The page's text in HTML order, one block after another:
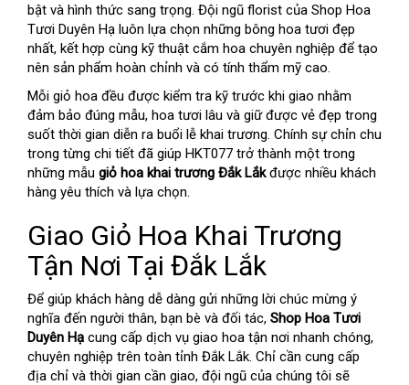
bật và hình thức sang trọng. Đội ngũ florist của Shop Hoa
Tươi Duyên Hạ luôn lựa chọn những bông hoa tươi đẹp
nhất, kết hợp cùng kỹ thuật cắm hoa chuyên nghiệp để tạo
nên sản phẩm hoàn chỉnh và có tính thẩm mỹ cao.
Mỗi giỏ hoa đều được kiểm tra kỹ trước khi giao nhằm
đảm bảo đúng mẫu, hoa tươi lâu và giữ được vẻ đẹp trong
suốt thời gian diễn ra buổi lễ khai trương. Chính sự chỉn chu
trong từng chi tiết đã giúp HKT077 trở thành một trong
những mẫu giỏ hoa khai trương Đắk Lắkđược nhiều khách
hàng yêu thích và lựa chọn.
Giao Giỏ Hoa Khai Trương
Tận Nơi Tại Đắk Lắk
Để giúp khách hàng dễ dàng gửi những lời chúc mừng ý
nghĩa đến người thân, bạn bè và đối tác, Shop Hoa Tươi
Duyên Hạ cung cấp dịch vụ giao hoa tận nơi nhanh chóng,
chuyên nghiệp trên toàn tỉnh Đắk Lắk. Chỉ cần cung cấp
địa chỉ và thời gian cần giao, đội ngũ của chúng tôi sẽ